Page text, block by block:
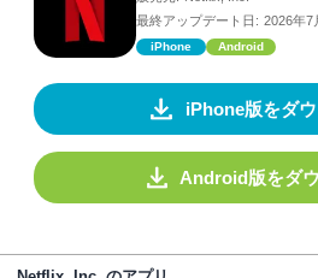
最終アップデート日: 2026年7
iPhone Android
iPhone版をダ
Android版をダ